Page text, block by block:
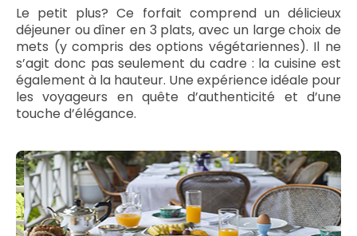
Le petit plus? Ce forfait comprend un délicieux
déjeuner ou dîner en 3 plats, avec un large choix de
mets (y compris des options végétariennes). Il ne
s’agit donc pas seulement du cadre : la cuisine est
également à la hauteur. Une expérience idéale pour
les voyageurs en quête d’authenticité et d’une
touche d’élégance.